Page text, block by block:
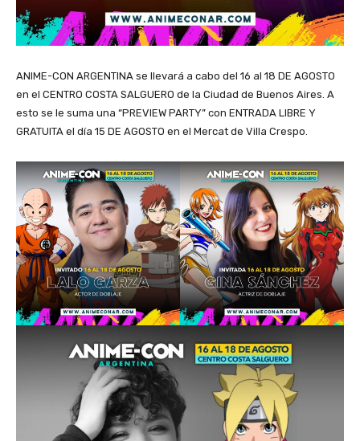
ANIME-CON ARGENTINA se llevará a cabo del 16 al 18 DE AGOSTO
en el CENTRO COSTA SALGUERO de la Ciudad de Buenos Aires. A
esto se le suma una “PREVIEW PARTY” con ENTRADA LIBRE Y
GRATUITA el día 15 DE AGOSTO en el Mercat de Villa Crespo.